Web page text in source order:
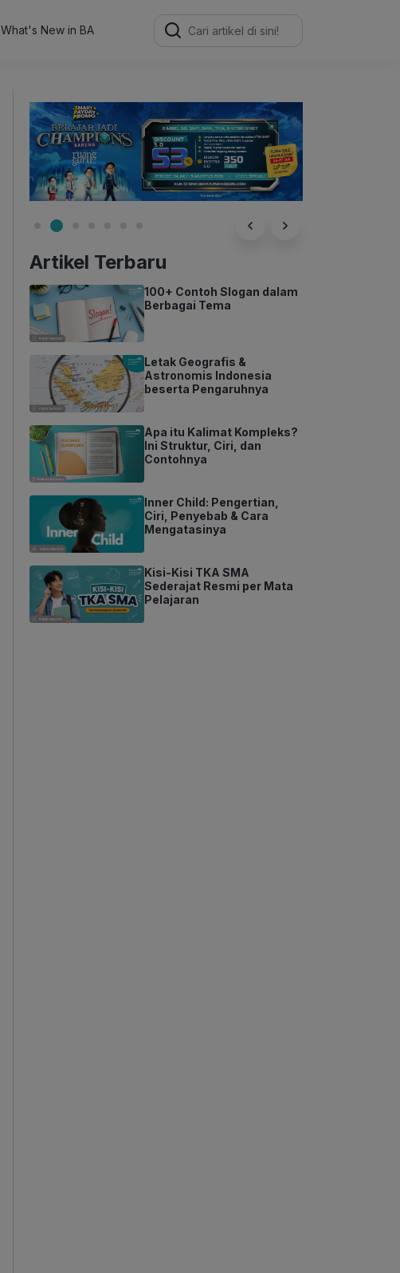
What's New in BA
Search
for:
Artikel Terbaru
100+ Contoh Slogan dalam
Berbagai Tema
Letak Geografis &
Astronomis Indonesia
beserta Pengaruhnya
Apa itu Kalimat Kompleks?
Ini Struktur, Ciri, dan
Contohnya
Inner Child: Pengertian,
Ciri, Penyebab & Cara
Mengatasinya
Kisi-Kisi TKA SMA
Sederajat Resmi per Mata
Pelajaran